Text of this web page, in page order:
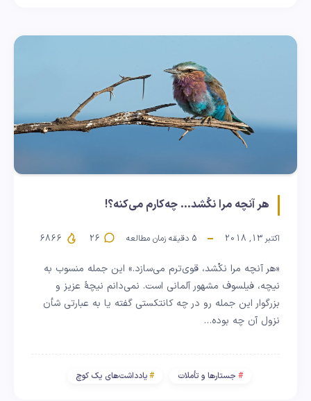
هر آنچه مرا نکُشد… چه‌کارم می‌کنه؟!
اکتبر 13, 2018 5 دقیقه زمان مطالعه 26
«هر آنچه مرا نکُشد، قوی‌ترم می‌سازد.» این جمله منسوب به
نیچه، فیلسوف مشهور آلمانی است. نمی‌دانم نیچهٔ عزیز و
بزرگوار این جمله رو در چه کانتکستی گفته یا به عبارتی شأن
نزول آن چه بوده…
جستارها و تأملات یادداشت‌های یک کوچ